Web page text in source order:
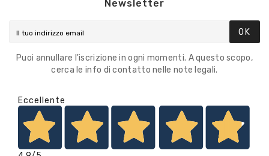
Newsletter
OK
Puoi annullare l'iscrizione in ogni momenti. A questo scopo,
cerca le info di contatto nelle note legali.
Eccellente